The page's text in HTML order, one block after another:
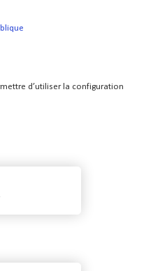
d’utiliser la configuration